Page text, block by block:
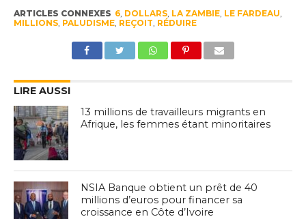
ARTICLES CONNEXES 6, DOLLARS, LA ZAMBIE, LE FARDEAU
MILLIONS, PALUDISME, REÇOIT RÉDUIRE
LIRE AUSSI
13 millions de travailleurs migrants en
Afrique, les femmes étant minoritaires
NSIA Banque obtient un prêt de 40
millions d’euros pour financer sa
croissance en Côte d’Ivoire